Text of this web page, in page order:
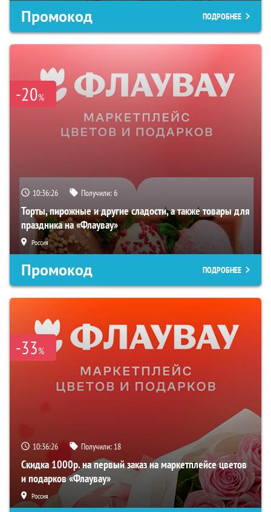
Промокод ПОДРОБНЕЕ
-20%
10:36:24 Получили:6
Торты, пирожные и другие сладости, а также товары для
праздника на «Флаувау»
Россия
Промокод ПОДРОБНЕЕ
-33%
10:36:24 Получили: 18
Скидка 1000р. на первый заказ на маркетплейсе цветов
и подарков «Флаувау»
Россия